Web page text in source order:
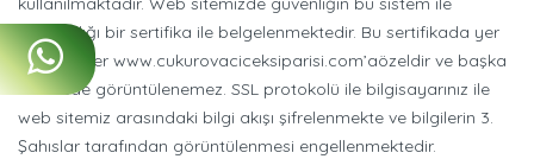
sağlandığı bir sertifika ile belgelenmektedir. Bu sertifikada yer
alan bilgiler www.cukurovaciceksiparisi.com’aözeldir ve başka
bir sitede görüntülenemez. SSL protokolü ile bilgisayarınız ile
web sitemiz arasındaki bilgi akışı şifrelenmekte ve bilgilerin 3.
Şahıslar tarafından görüntülenmesi engellenmektedir.